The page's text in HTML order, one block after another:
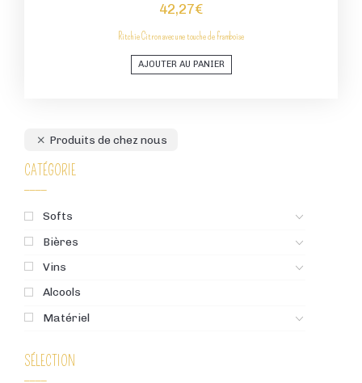
Produits de chez nous
CATÉGORIE
Softs
Bières
Vins
Alcools
Matériel
SÉLECTION
42,27€
Ritchie Citron avec une touche de framboise
AJOUTER AU PANIER